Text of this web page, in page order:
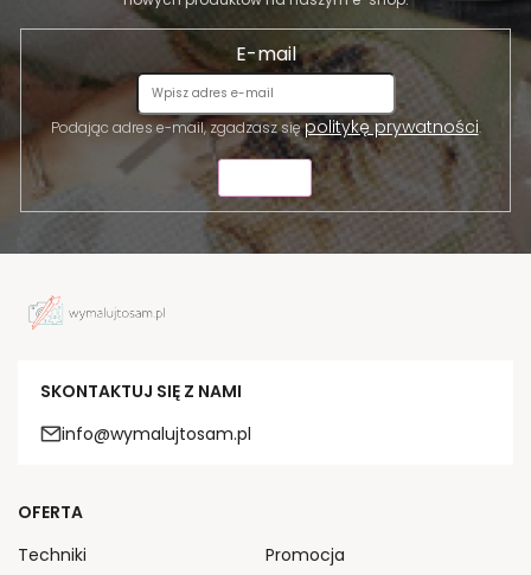
E-mail
Podając adres e-mail, zgadzasz siępolitykę prywatności.
SKONTAKTUJ SIĘ Z NAMI
info@wymalujtosam.pl
OFERTA
Techniki
Promocja